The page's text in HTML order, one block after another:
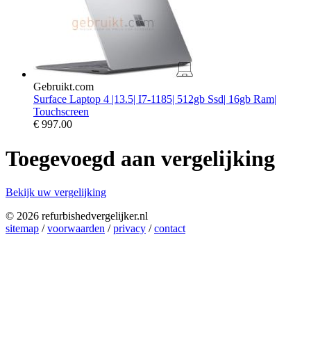
Gebruikt.com
Surface Laptop 4 |13.5| I7-1185| 512gb Ssd| 16gb Ram|
Touchscreen
€ 997.00
Toegevoegd aan vergelijking
Bekijk uw vergelijking
© 2026 refurbishedvergelijker.nl
sitemap /voorwaarden /privacy /contact